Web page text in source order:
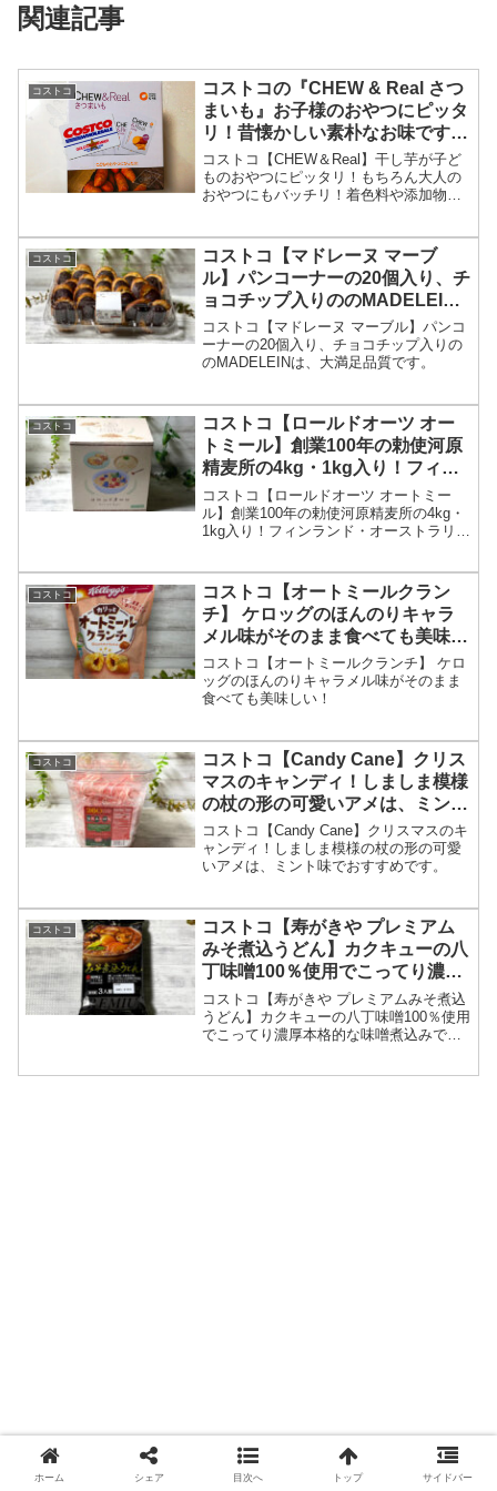
関連記事
コストコ
コストコの『CHEW & Real さつ
まいも』お子様のおやつにピッタ
リ！昔懐かしい素朴なお味です
よ！！
コストコ【CHEW＆Real】干し芋が子ど
ものおやつにピッタリ！もちろん大人の
おやつにもバッチリ！着色料や添加物な
おやつとしても女性に人気らいいです。
コストコ
コストコ【マドレーヌ マーブ
ル】パンコーナーの20個入り、チ
ョコチップ入りののMADELEIN
は、大満足品質です。
コストコ【マドレーヌ マーブル】パンコ
ーナーの20個入り、チョコチップ入りの
のMADELEINは、大満足品質です。
コストコ
コストコ【ロールドオーツ オー
トミール】創業100年の勅使河原
精麦所の4kg・1kg入り！フィン
ランド・オーストラリア オーツ
麦使用。
コストコ【ロールドオーツ オートミー
ル】創業100年の勅使河原精麦所の4kg・
1kg入り！フィンランド・オーストラリア
コストコ
コストコ【オートミールクラン
チ】 ケロッグのほんのりキャラ
メル味がそのまま食べても美味し
い！
コストコ【オートミールクランチ】 ケロ
ッグのほんのりキャラメル味がそのまま
食べても美味しい！
コストコ
コストコ【Candy Cane】クリス
マスのキャンディ！しましま模様
の杖の形の可愛いアメは、ミント
味でおすすめです。
コストコ【Candy Cane】クリスマスのキ
ャンディ！しましま模様の杖の形の可愛
いアメは、ミント味でおすすめです。
コストコ
コストコ【寿がきや プレミアム
みそ煮込うどん】カクキューの八
丁味噌100％使用でこってり濃厚
本格的な味噌煮込みです。
コストコ【寿がきや プレミアムみそ煮込
うどん】カクキューの八丁味噌100％使用
でこってり濃厚本格的な味噌煮込みで
ホーム シェア 目次へ トップ サイドバー